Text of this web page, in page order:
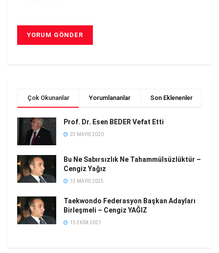
Çok Okunanlar Yorumlananlar Son Eklenenler
Prof. Dr. Esen BEDER Vefat Etti
23 MAYIS 2020
Bu Ne Sabırsızlık Ne Tahammülsüzlüktür –
Cengiz Yağız
13 MAYIS 2025
Taekwondo Federasyon Başkan Adayları
Birleşmeli – Cengiz YAĞIZ
15 EKIM 2021